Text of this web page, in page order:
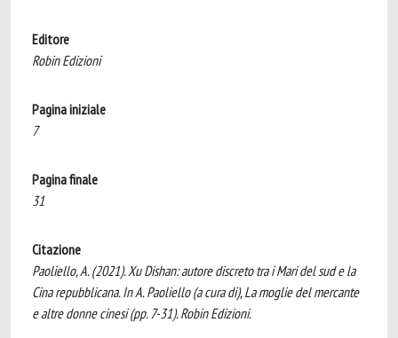
Editore
Robin Edizioni
Pagina iniziale
7
Pagina finale
31
Citazione
Paoliello, A. (2021). Xu Dishan: autore discreto tra i Mari del sud e la
Cina repubblicana. In A. Paoliello (a cura di), La moglie del mercante
e altre donne cinesi (pp. 7-31). Robin Edizioni.